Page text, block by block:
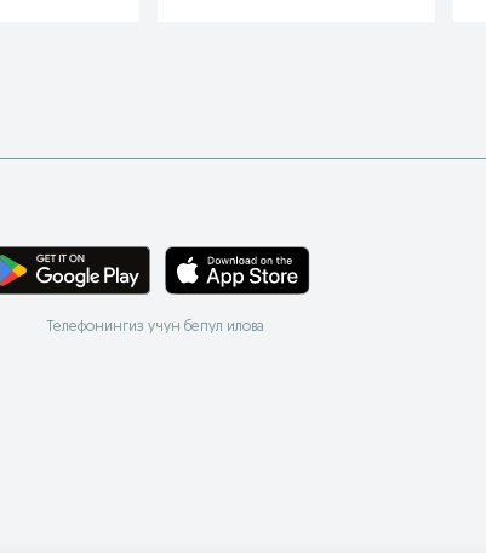
Телефонингиз учун бепул илова